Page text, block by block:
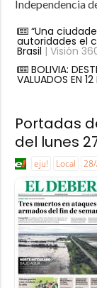
Independencia
“Una
autoridades el
Brasil | Visión
BOLIVIA:
VALUADOS EN 12
Portadas
del lunes
eju! Local